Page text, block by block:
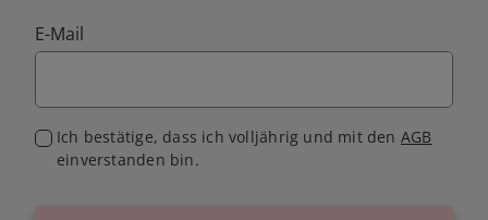
E-Mail
Ich bestätige, dass ich volljährig und mit den AGB
einverstanden bin.